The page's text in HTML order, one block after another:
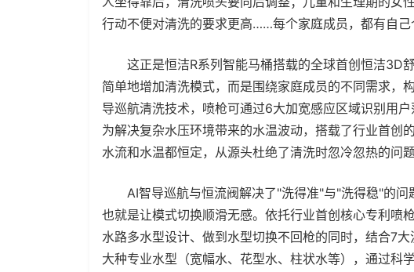
行动不便对清洗的要求更高……每个家庭成员，都有自己
这正是恒洁R系列智能马桶搭载的全球首创恒洁3D
简单地增加清洗模式，而是围绕家庭成员的不同需求，
导巡航清洗技术，喷枪可通过6大加宽感应区域识别用
为解决复杂水压环境带来的水温波动，搭载了行业首创
水流和水温都恒定，从源头杜绝了清洗时忽冷忽热的问题
AI智导巡航与恒流阀解决了"洗得准"与"洗得稳"的问
也就是让模式切换顺滑无感。依托行业首创核心专利喷
水路多水型设计、做到水型切换不回枪的同时，结合7
大种专业水型（宽幅水、花型水、柱状水等），通过科